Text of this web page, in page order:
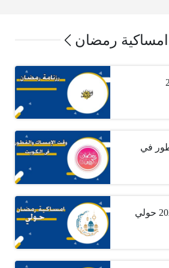
امساكية رمضان
في